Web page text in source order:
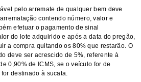
pelo arremate de qualquer bem deve
contendo número, valor e
efetuar o pagamento de sinal
do lote adquirido e após a data do pregão,
a compra quitando os 80% que restarão. O
deve ser acrescido de 5%, referente à
0,90% de ICMS, se o veículo for de
destinado à sucata.